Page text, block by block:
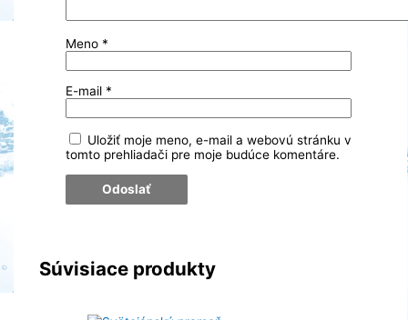
Meno *
E-mail *
Uložiť moje meno, e-mail a webovú stránku v
tomto prehliadači pre moje budúce komentáre.
Súvisiace produkty